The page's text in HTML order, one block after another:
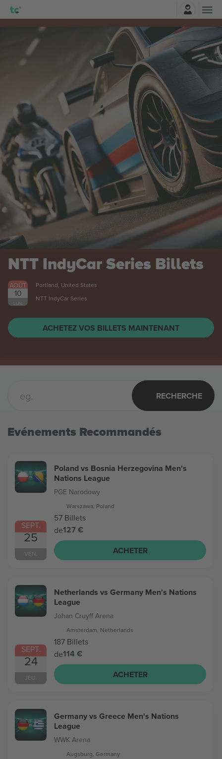
NTT IndyCar Series Billets
AOÛT
10
LUN.
Portland, United States
NTT IndyCar Series
ACHETEZ VOS BILLETS MAINTENANT
RECHERCHE
Evénements Recommandés
SEPT.
25
VEN.
Poland vs Bosnia Herzegovina Men's
Nations League
PGE Narodowy
Warszawa, Poland
57 Billets
de127 €
ACHETER
SEPT.
24
JEU.
Netherlands vs Germany Men's Nations
League
Johan Cruyff Arena
Amsterdam, Netherlands
187 Billets
de114 €
ACHETER
Germany vs Greece Men's Nations
League
WWK Arena
Augsburg, Germany